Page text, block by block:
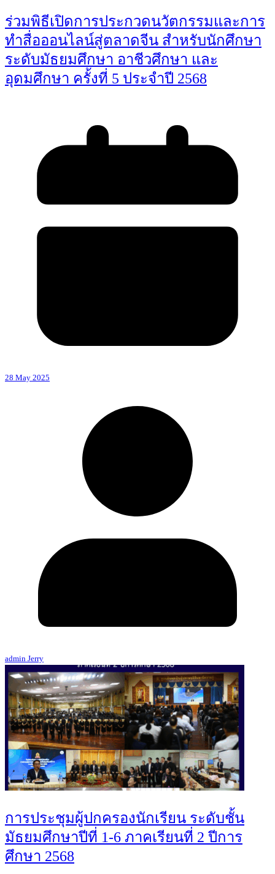
ร่วมพิธีเปิดการประกวดนวัตกรรมและการ
ทำสื่อออนไลน์สู่ตลาดจีน สำหรับนักศึกษา
ระดับมัธยมศึกษา อาชีวศึกษา และ
อุดมศึกษา ครั้งที่ 5 ประจำปี 2568
28 May 2025
admin Jerry
การประชุมผู้ปกครองนักเรียน ระดับชั้น
มัธยมศึกษาปีที่ 1-6 ภาคเรียนที่ 2 ปีการ
ศึกษา 2568